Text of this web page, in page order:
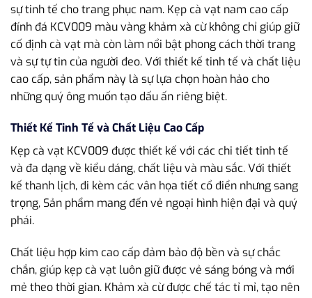
sự tinh tế cho trang phục nam. Kẹp cà vạt nam cao cấp
đính đá KCV009 màu vàng khảm xà cừ không chỉ giúp giữ
cố định cà vạt mà còn làm nổi bật phong cách thời trang
và sự tự tin của người đeo. Với thiết kế tinh tế và chất liệu
cao cấp, sản phẩm này là sự lựa chọn hoàn hảo cho
những quý ông muốn tạo dấu ấn riêng biệt.
Thiết Kế Tinh Tế và Chất Liệu Cao Cấp
Kẹp cà vạt KCV009 được thiết kế với các chi tiết tinh tế
và đa dạng về kiểu dáng, chất liệu và màu sắc. Với thiết
kế thanh lịch, đi kèm các vân họa tiết cổ điển nhưng sang
trọng, Sản phẩm mang đến vẻ ngoại hình hiện đại và quý
phái.
Chất liệu hợp kim cao cấp đảm bảo độ bền và sự chắc
chắn, giúp kẹp cà vạt luôn giữ được vẻ sáng bóng và mới
mẻ theo thời gian. Khảm xà cừ được chế tác tỉ mỉ, tạo nên